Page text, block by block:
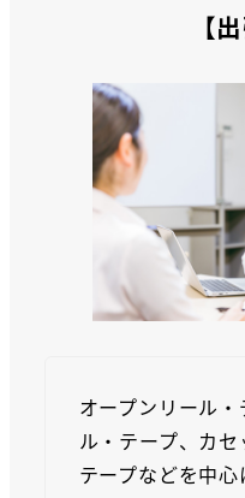
【
オープンリール
ル・テープ、カ
テープなどを中